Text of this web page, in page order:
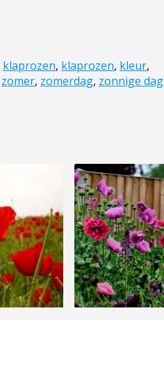
klaprozen, klaprozen, kleur,
zomer, zomerdag, zonnige dag